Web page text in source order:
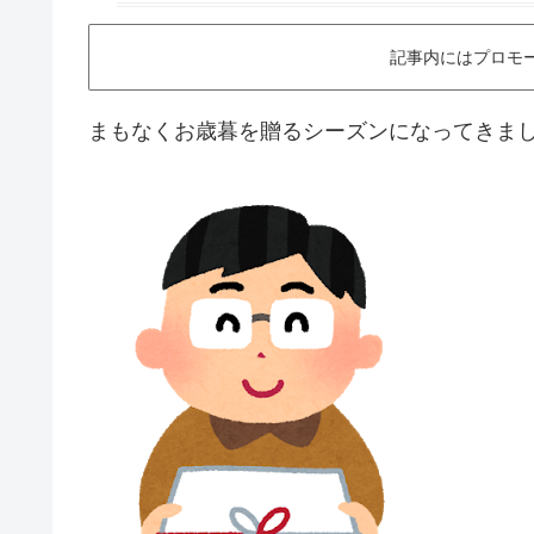
記事内にはプロモ
まもなくお歳暮を贈るシーズンになってきま